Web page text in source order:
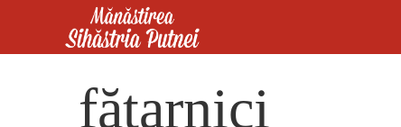
Mergi la conţinutul principal
fățarnici